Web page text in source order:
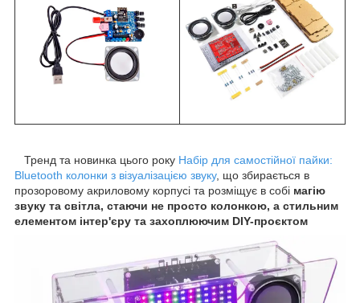
Тренд та новинка цього року Набір для самостійної пайки:
Bluetooth колонки з візуалізацією звуку, що збирається в
прозоровому акриловому корпусі та розміщує в собі магію
звуку та світла, стаючи не просто колонкою, а стильним
елементом інтер'єру та захоплюючим DIY-проєктом